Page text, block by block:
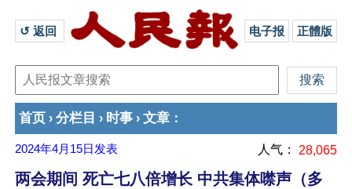
↺ 返回 电子报 正體版
首页 › 分栏目 › 时事 › 文章 ：
2024年4月15日 发表 人气： 28,065
两会期间 死亡七八倍增长 中共集体噤声（多